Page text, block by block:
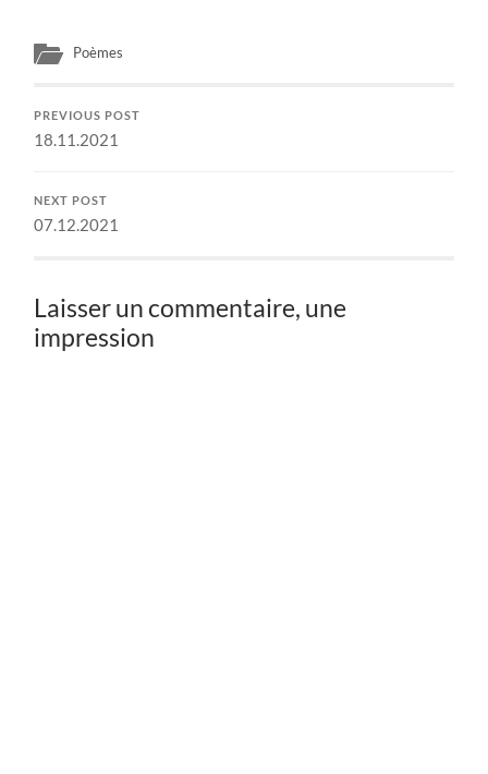
Poèmes
PREVIOUS POST
18.11.2021
NEXT POST
07.12.2021
Laisser un commentaire, une
impression